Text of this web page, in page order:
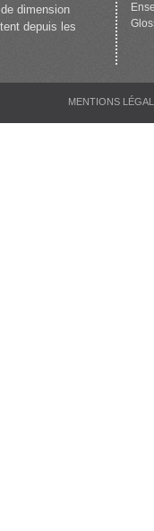
dimension
depuis les
MENTIONS